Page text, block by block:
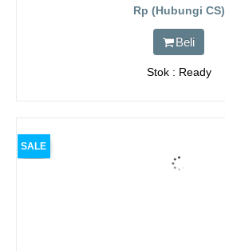
Rp (Hubungi CS)
Beli
Stok : Ready
SALE